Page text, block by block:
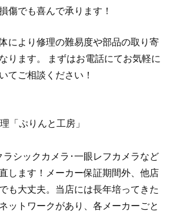
傷でも喜んで承ります！
により修理の難易度や部品の取り寄
ります。 まずはお電話にてお気軽に
てご相談ください！
「ぷりんと工房」
シックカメラ･一眼レフカメラなど
します！メーカー保証期間外、他店
も大丈夫。当店には長年培ってきた
ットワークがあり、各メーカーごと